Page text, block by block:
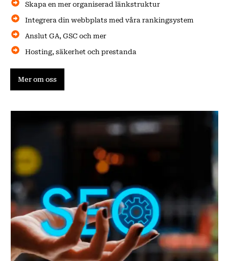
Skapa en mer organiserad länkstruktur
Integrera din webbplats med våra rankingsystem
Anslut GA, GSC och mer
Hosting, säkerhet och prestanda
Mer om oss